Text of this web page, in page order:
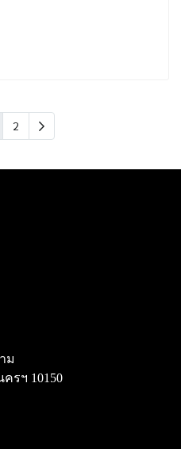
2
ม
รฯ 10150